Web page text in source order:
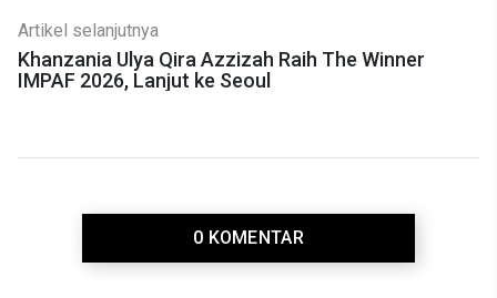
Artikel selanjutnya
Khanzania Ulya Qira Azzizah Raih The Winner
IMPAF 2026, Lanjut ke Seoul
0 KOMENTAR